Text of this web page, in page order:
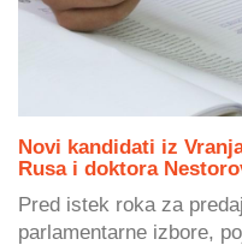
Novi kandidati iz
Rusa i doktora
Pred istek roka za
parlamentarne izbore,